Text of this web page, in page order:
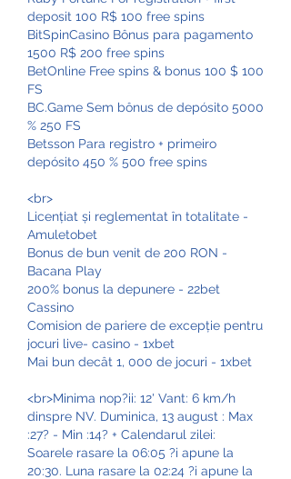
deposit 100 R$ 100 free spins
BitSpinCasino Bônus para pagamento
1500 R$ 200 free spins
BetOnline Free spins & bonus 100 $ 100
FS
BC.Game Sem bônus de depósito 5000
% 250 FS
Betsson Para registro + primeiro
depósito 450 % 500 free spins
<br>
Licențiat și reglementat în totalitate -
Amuletobet
Bonus de bun venit de 200 RON -
Bacana Play
200% bonus la depunere - 22bet
Cassino
Comision de pariere de excepție pentru
jocuri live- casino - 1xbet
Mai bun decât 1, 000 de jocuri - 1xbet
<br>Minima nop?ii: 12' Vant: 6 km/h
dinspre NV. Duminica, 13 august : Max
:27? - Min :14? + Calendarul zilei:
Soarele rasare la 06:05 ?i apune la
20:30. Luna rasare la 02:24 ?i apune la